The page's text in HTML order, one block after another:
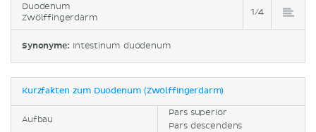
Duodenum
Zwölffingerdarm
1/4
Synonyme: Intestinum duodenum
Kurzfakten zum Duodenum (Zwölffingerdarm)
Aufbau
Pars superior
Pars descendens